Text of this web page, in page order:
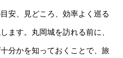
安、見どころ、効率よく巡る
ます。丸岡城を訪れる前に、
分かを知っておくことで、旅